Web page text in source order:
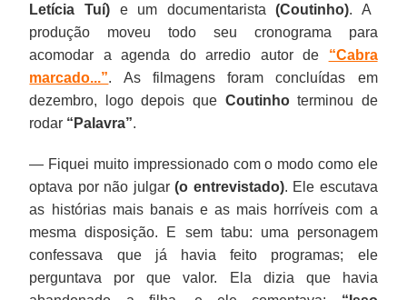
Letícia Tuí) e um documentarista(Coutinho). A
produção moveu todo seu cronograma para
acomodar a agenda do arredio autor de “Cabra
marcado...”. As filmagens foram concluídas em
dezembro, logo depois que Coutinhoterminou de
rodar “Palavra”.
— Fiquei muito impressionado com o modo como ele
optava por não julgar(o entrevistado). Ele escutava
as histórias mais banais e as mais horríveis com a
mesma disposição. E sem tabu: uma personagem
confessava que já havia feito programas; ele
perguntava por que valor. Ela dizia que havia